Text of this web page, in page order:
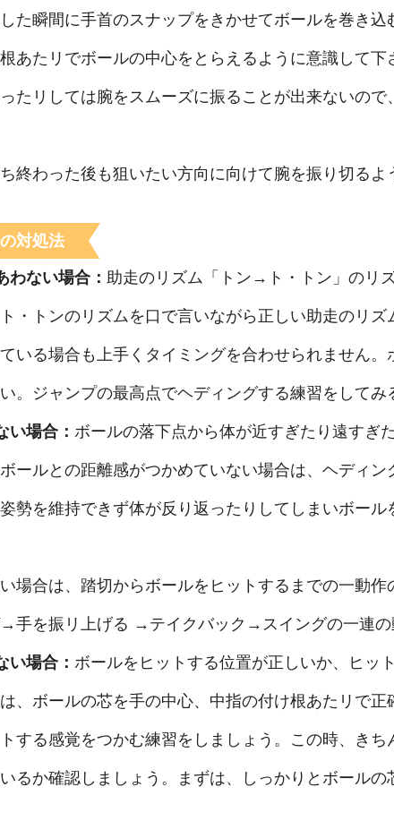
た瞬間に手首のスナップをきかせてボールを巻き
あたリでボールの中心をとらえるように意識して
たリしては腕をスムーズに振ることが出来ないの
終わった後も狙いたい方向に向けて腕を振り切るよ
対処法
わない場合： 助走のリズム「トン→ト・トン」のリ
・トンのリズムを口で言いながら正しい助走のリ
いる場合も上手くタイミングを合わせられません
。ジャンプの最高点でヘディングする練習をしてみ
い場合： ボールの落下点から体が近すぎたり遠すぎ
ールとの距離感がつかめていない場合は、ヘディ
勢を維持できず体が反り返ったりしてしまいボー
場合は、踏切からボールをヒットするまでの一動
手を振リ上げる →テイクバック→スイングの一連の
い場合： ボールをヒットする位置が正しいか、ヒッ
、ボールの芯を手の中心、中指の付け根あたリで
する感覚をつかむ練習をしましょう。この時、き
るか確認しましょう。まずは、しっかりとボール